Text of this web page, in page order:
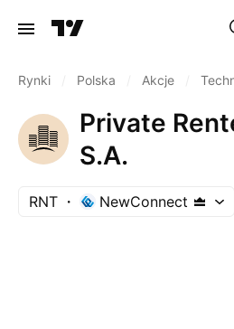
Rynki Polska Akcje
Private
S.A.
RNT NewConnect